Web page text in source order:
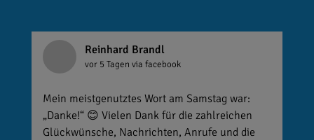
Reinhard Brandl
vor 5 Tagen via facebook
Mein meistgenutztes Wort am Samstag war:
„Danke!“ 😊 Vielen Dank für die zahlreichen
Glückwünsche, Nachrichten, Anrufe und die